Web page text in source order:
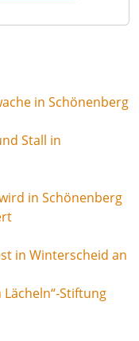
in Schönenberg
Stall in
in Schönenberg
in Winterscheid an
Stiftung